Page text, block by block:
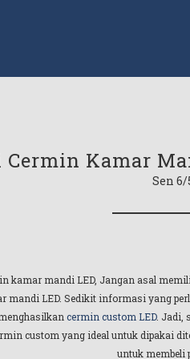
Cermin Kamar
Sen
kamar mandi LED, Jangan asal
LED. Sedikit informasi yang
cermin custom LED. Jadi,
custom yang ideal untuk dipakai
untuk membeli